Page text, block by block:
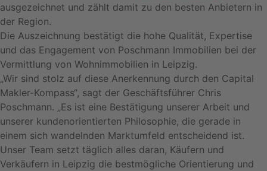
ausgezeichnet und zählt damit zu den besten Anbietern in
der Region.
Die Auszeichnung bestätigt die hohe Qualität, Expertise
und das Engagement von Poschmann Immobilien bei der
Vermittlung von Wohnimmobilien in Leipzig.
„Wir sind stolz auf diese Anerkennung durch den Capital
Makler-Kompass“, sagt der Geschäftsführer Chris
Poschmann. „Es ist eine Bestätigung unserer Arbeit und
unserer kundenorientierten Philosophie, die gerade in
einem sich wandelnden Marktumfeld entscheidend ist.
Unser Team setzt täglich alles daran, Käufern und
Verkäufern in Leipzig die bestmögliche Orientierung und